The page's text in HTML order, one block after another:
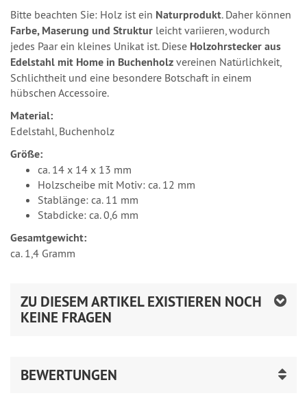
Bitte beachten Sie: Holz ist ein Naturprodukt. Daher können
Farbe, Maserung und Struktur leicht variieren, wodurch
jedes Paar ein kleines Unikat ist. Diese Holzohrstecker aus
Edelstahl mit Home in Buchenholz vereinen Natürlichkeit,
Schlichtheit und eine besondere Botschaft in einem
hübschen Accessoire.
Material:
Edelstahl, Buchenholz
Größe:
ca. 14 x 14 x 13 mm
Holzscheibe mit Motiv: ca. 12 mm
Stablänge: ca. 11 mm
Stabdicke: ca. 0,6 mm
Gesamtgewicht:
ca. 1,4 Gramm
ZU DIESEM ARTIKEL EXISTIEREN NOCH
KEINE FRAGEN
BEWERTUNGEN